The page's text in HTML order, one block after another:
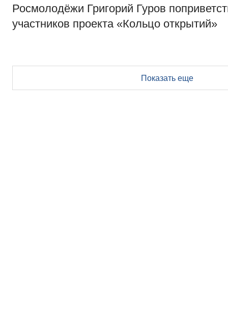
Росмолодёжи Григорий Гуров
участников проекта «Кольцо открытий»
Показать еще